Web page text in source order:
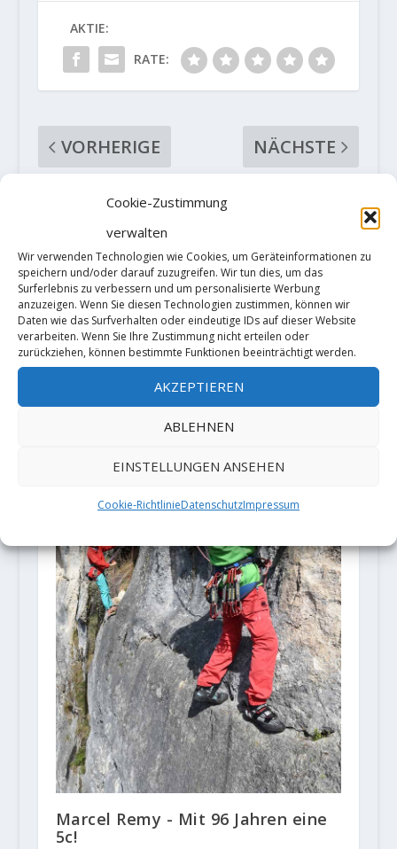
Cookie-Zustimmung
verwalten
Wir verwenden Technologien wie Cookies, um Geräteinformationen zu
speichern und/oder darauf zuzugreifen. Wir tun dies, um das
Surferlebnis zu verbessern und um personalisierte Werbung
anzuzeigen. Wenn Sie diesen Technologien zustimmen, können wir
Daten wie das Surfverhalten oder eindeutige IDs auf dieser Website
verarbeiten. Wenn Sie Ihre Zustimmung nicht erteilen oder
zurückziehen, können bestimmte Funktionen beeinträchtigt werden.
AKZEPTIEREN
ABLEHNEN
EINSTELLUNGEN ANSEHEN
Cookie-RichtlinieDatenschutzImpressum
AKTIE:
RATE:
VORHERIGE
Video: Dave
Graham klettert
"Primitivo" (8C)
und sendet die
Erstbegehung
"Euclase" (8C+)
NÄCHSTE
Ondra meldet
"Sviní Ponor" 8C
ZUSAMMENHÄNGENDE POSTS
Marcel Remy - Mit 96 Jahren eine
5c!